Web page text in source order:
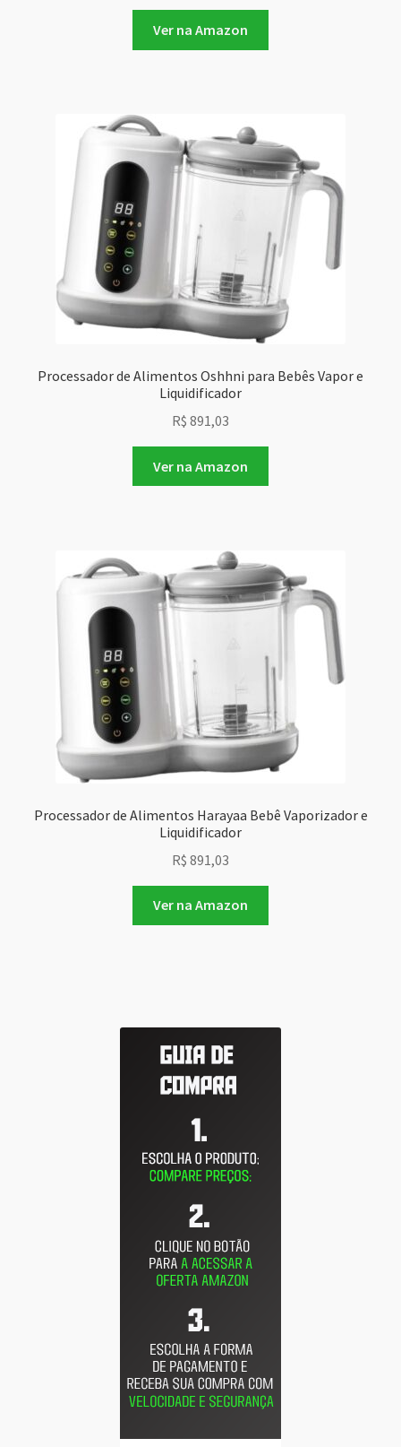
Ver na Amazon
Processador de Alimentos Oshhni para Bebês Vapor e
Liquidificador
R$ 891,03
Ver na Amazon
Processador de Alimentos Harayaa Bebê Vaporizador e
Liquidificador
R$ 891,03
Ver na Amazon